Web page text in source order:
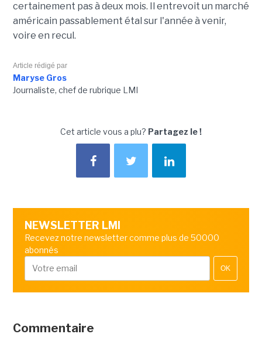
certainement pas à deux mois. Il entrevoit un marché
américain passablement étal sur l'année à venir,
voire en recul.
Article rédigé par
Maryse Gros
Journaliste, chef de rubrique LMI
Cet article vous a plu? Partagez le !
NEWSLETTER LMI
Recevez notre newsletter comme plus de 50000
abonnés
OK
Commentaire